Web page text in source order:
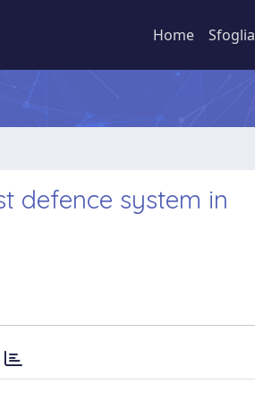
Home Sfoglia
defence system in